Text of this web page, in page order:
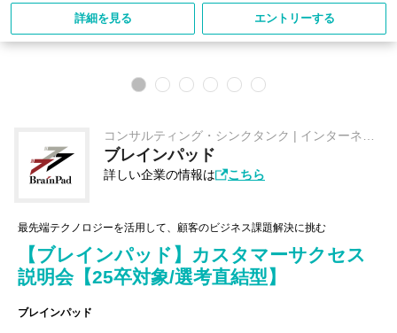
詳細を見る エントリーする
コンサルティング・シンクタンク | インターネッ
ト関連 | ソフトウェア・情報処理 | AI/ビッグデー
タ/コンサルティング/IT/Web
ブレインパッド
詳しい企業の情報は こちら
最先端テクノロジーを活用して、顧客のビジネス課題解決に挑む
【ブレインパッド】カスタマーサクセス
説明会【25卒対象/選考直結型】
ブレインパッド